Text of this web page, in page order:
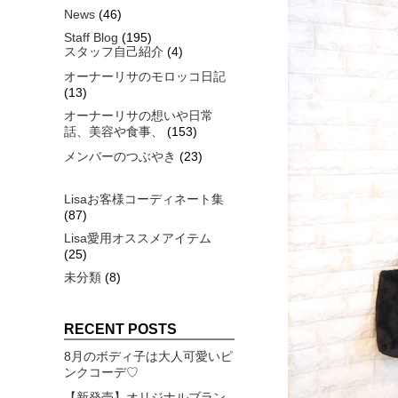
News (46)
Staff Blog (195)
スタッフ自己紹介 (4)
オーナーリサのモロッコ日記
(13)
オーナーリサの想いや日常
話、美容や食事、
(153)
メンバーのつぶやき (23)
Lisaお客様コーディネート集
(87)
Lisa愛用オススメアイテム
(25)
未分類 (8)
RECENT POSTS
8月のボディ子は大人可愛いピ
ンクコーデ♡